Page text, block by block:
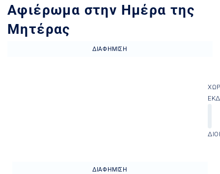
Αφιέρωμα στην Ημέρα της
Μητέρας
ΔΙΑΦΉΜΙΣΗ
ΔΙΑΦΉΜΙΣΗ